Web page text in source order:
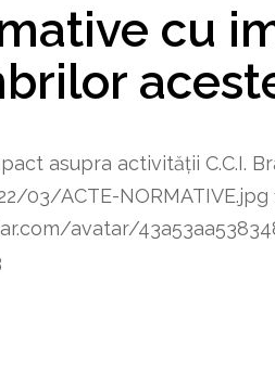
cu
asupra activității C.C.I.
03/ACTE-NORMATIVE.jpg
avatar/